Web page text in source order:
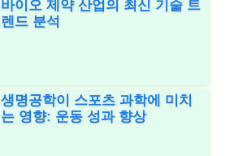
바이오 제약 산업의 최신 기술 트
렌드 분석
생명공학이 스포츠 과학에 미치
는 영향: 운동 성과 향상